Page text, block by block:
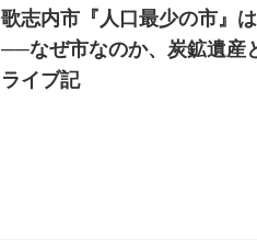
歌志内市『人口最少の市』
──なぜ市なのか、炭鉱遺産
ライブ記